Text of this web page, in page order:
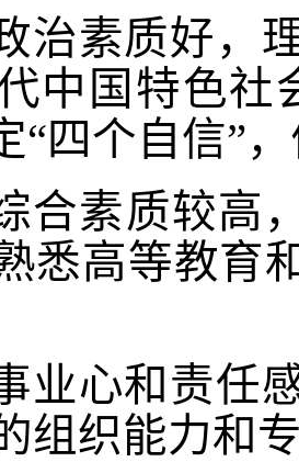
治素质好，
中国特色社
“四个自信”
合素质较高
悉高等教育
业心和责任
组织能力和